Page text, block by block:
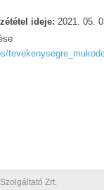
ideje: 2021. 05.
Zrt.